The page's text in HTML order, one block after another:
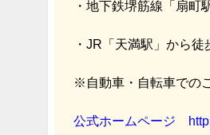
・地下鉄堺筋線 「扇町
・JR 「天満駅」 から徒
※自動車・自転車での
公式ホームページ